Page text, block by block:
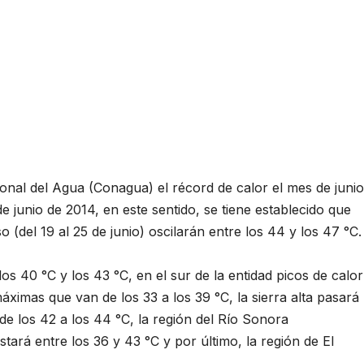
del Agua (Conagua) el récord de calor el mes de junio
de 2014, en este sentido, se tiene establecido que
(del 19 al 25 de junio) oscilarán entre los 44 y los 47 °C.
40 °C y los 43 °C, en el sur de la entidad picos de calor
que van de los 33 a los 39 °C, la sierra alta pasará
los 42 a los 44 °C, la región del Río Sonora
entre los 36 y 43 °C y por último, la región de El